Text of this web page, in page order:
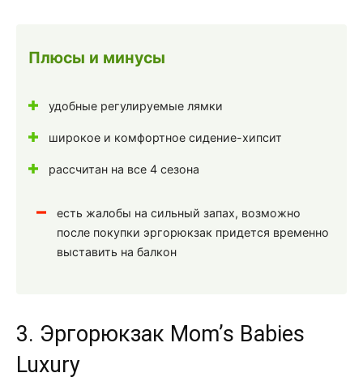
Плюсы и минусы
удобные регулируемые лямки
широкое и комфортное сидение-хипсит
рассчитан на все 4 сезона
есть жалобы на сильный запах, возможно
после покупки эргорюкзак придется временно
выставить на балкон
3. Эргорюкзак Mom’s Babies
Luxury